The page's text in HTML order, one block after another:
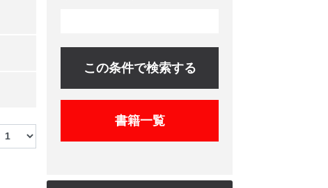
この条件で検索する
書籍一覧